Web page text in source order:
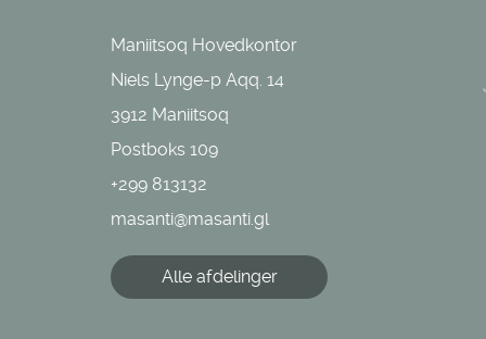
Maniitsoq Hovedkontor
Niels Lynge-p Aqq. 14
3912 Maniitsoq
Postboks 109
+299 813132
masanti@masanti.gl
Alle afdelinger